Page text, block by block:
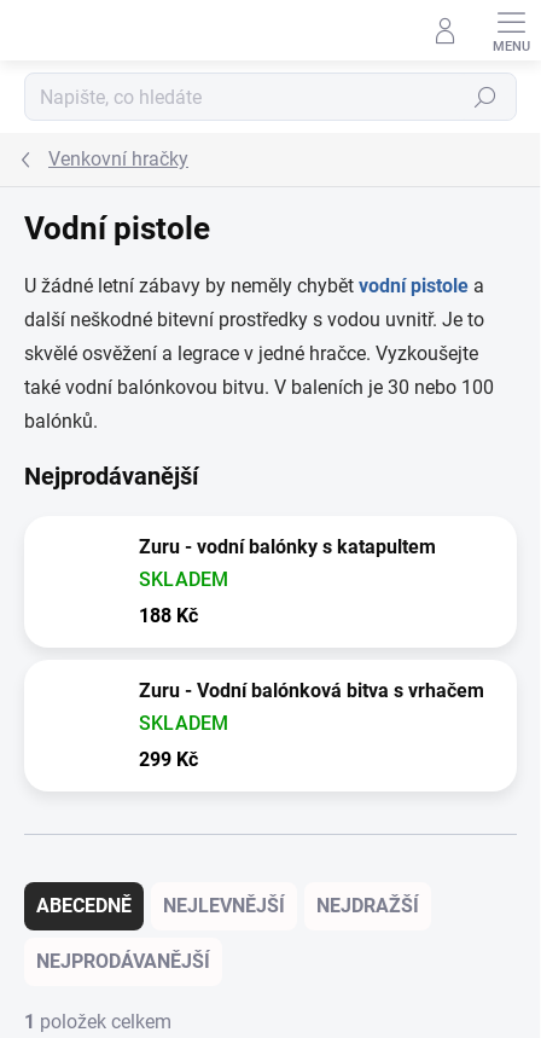
Hledat
Venkovní hračky
Vodní pistole
U žádné letní zábavy by neměly chybět vodní pistole a
další neškodné bitevní prostředky s vodou uvnitř. Je to
skvělé osvěžení a legrace v jedné hračce. Vyzkoušejte
také vodní balónkovou bitvu. V baleních je 30 nebo 100
balónků.
Nejprodávanější
Zuru - vodní balónky s katapultem
SKLADEM
188 Kč
Zuru - Vodní balónková bitva s vrhačem
SKLADEM
299 Kč
ABECEDNĚ NEJLEVNĚJŠÍ NEJDRAŽŠÍ
NEJPRODÁVANĚJŠÍ
1 položek celkem